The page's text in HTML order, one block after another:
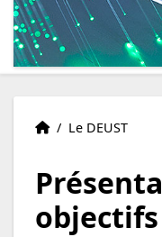
Accueil
Accueil
/ Le DEUST
objectifs